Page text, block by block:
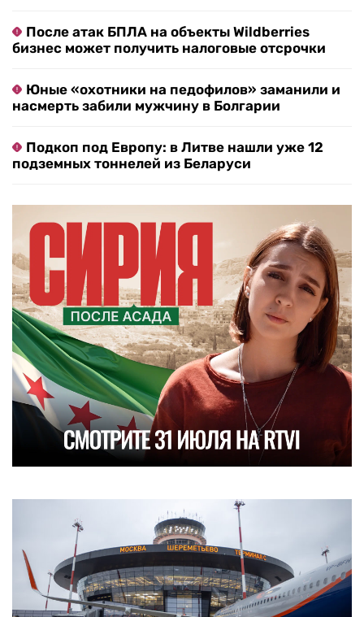
После атак БПЛА на объекты Wildberries
бизнес может получить налоговые отсрочки
Юные «охотники на педофилов» заманили и
насмерть забили мужчину в Болгарии
Подкоп под Европу: в Литве нашли уже 12
подземных тоннелей из Беларуси